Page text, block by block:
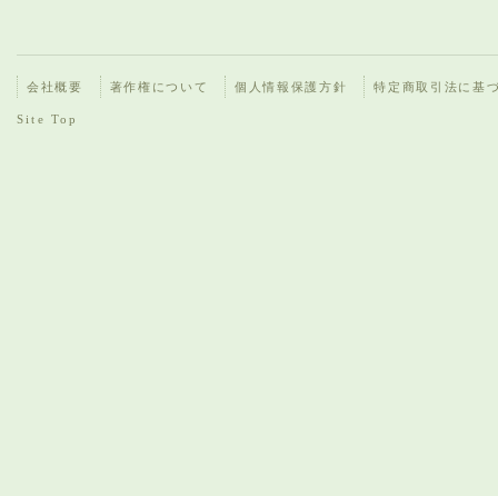
会社概要 著作権について 個人情報保護方針 特定商取引法に基
Site Top